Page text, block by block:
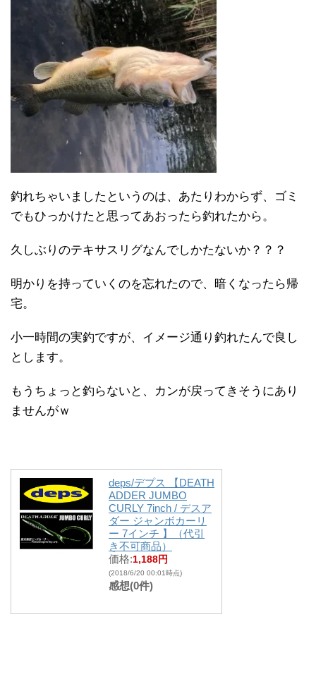
釣れちゃいましたというのは、あたりわからず、ゴミ
でもひっかけたと思ってあおったら釣れたから。
久しぶりのテキサスリグなんでしかたないか？？？
明かりを持っていくのを忘れたので、暗くなったら帰
宅。
小一時間の実釣ですが、イメージ通り釣れたんで良し
とします。
もうちょっと釣らないと、カンが戻ってきそうにあり
ませんがｗ
deps/デプス 【DEATH
ADDER JUMBO
CURLY 7inch / デスア
ダー ジャンボカーリ
ー 7インチ 】（代引
き不可商品）
価格:1,188円
(2018/6/20 00:01時点)
感想(0件)